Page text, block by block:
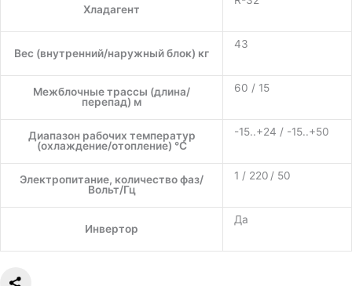
Хладагент
Вес (внутренний/наружный блок) кг
43
Межблочные трассы (длина/
перепад) м
60 / 15
Диапазон рабочих температур
(охлаждение/отопление) °C
-15..+24 / -15..+50
Электропитание, количество фаз/
Вольт/Гц
1 / 220 / 50
Инвертор
Да